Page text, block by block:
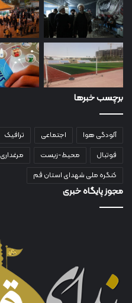
برچسب خبرها
آلودگی هوا اجتماعی ترافیک
فوتبال
محیط-زیست مرغداری
کنگره ملی شهدای استان قم
مجوز پایگاه خبری